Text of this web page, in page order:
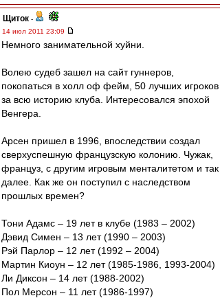
Щиток -
14 июл 2011 23:09
Немного занимательной хуйни.
Волею судеб зашел на сайт гуннеров,
покопаться в холл оф фейм, 50 лучших игроков
за всю историю клуба. Интересовался эпохой
Венгера.
Арсен пришел в 1996, впоследствии создал
сверхуспешную французскую колонию. Чужак,
француз, с другим игровым менталитетом и так
далее. Как же он поступил с наследством
прошлых времен?
Тони Адамс – 19 лет в клубе (1983 – 2002)
Дэвид Симен – 13 лет (1990 – 2003)
Рэй Парлор – 12 лет (1992 – 2004)
Мартин Киоун – 12 лет (1985-1986, 1993-2004)
Ли Диксон – 14 лет (1988-2002)
Пол Мерсон – 11 лет (1986-1997)